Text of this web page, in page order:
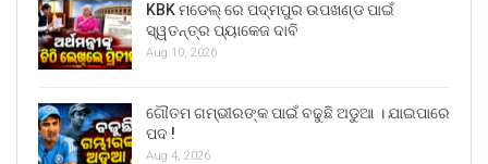
KBK ମଡେଲ୍ ରେ ପଦ୍ମପୁର ଉପଖଣ୍ଡ ପାଇଁ
ସ୍ୱତନ୍ତ୍ର ପ୍ୟାକେଜ ଦାବି
Aug 10, 2026
ଗୌତମ ଗମ୍ଭୀରଙ୍କ ପାଇଁ ବଢୁଛି ଅଡୁଆ । ଯାଇପାରେ
ପଦ !
Aug 4, 2026